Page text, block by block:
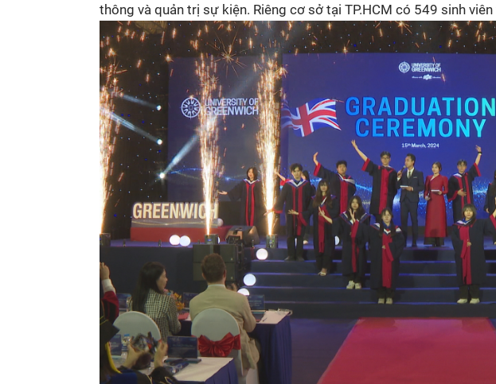
Các show khác
Các chương trình
khác
thông và quản trị sự kiện. Riêng cơ sở tại TP.HCM có 549 sinh